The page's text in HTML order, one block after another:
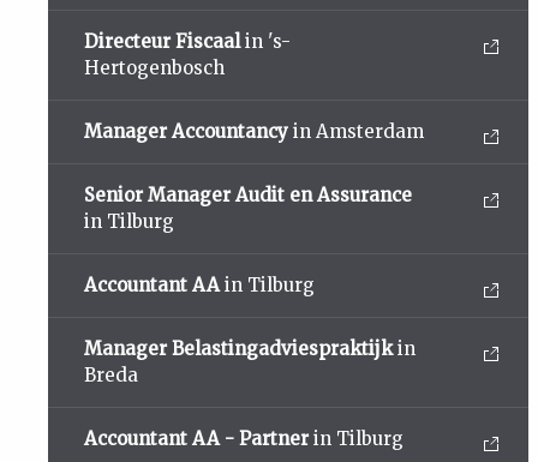
Directeur Fiscaalin 's-
Hertogenbosch
Manager Accountancy in Amsterdam
Senior Manager Audit en Assurance
in Tilburg
Accountant AAin Tilburg
Manager Belastingadviespraktijkin
Breda
Accountant AA - Partner in Tilburg